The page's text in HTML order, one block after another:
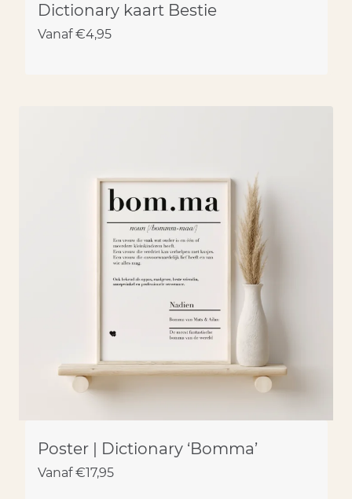
Dictionary kaart Bestie
Vanaf €4,95
Poster | Dictionary ‘Bomma’
Vanaf €17,95